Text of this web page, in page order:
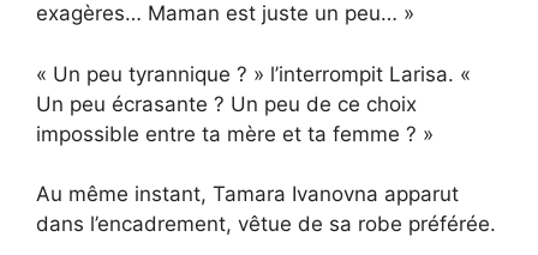
exagères… Maman est juste un peu… »
« Un peu tyrannique ? » l’interrompit Larisa. «
Un peu écrasante ? Un peu de ce choix
impossible entre ta mère et ta femme ? »
Au même instant, Tamara Ivanovna apparut
dans l’encadrement, vêtue de sa robe préférée.